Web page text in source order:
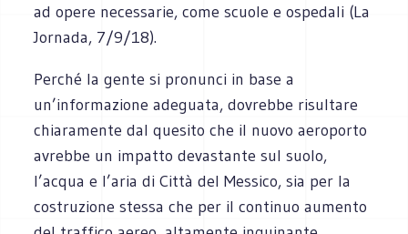
ad opere necessarie, come scuole e ospedali (La
Jornada, 7/9/18).
Perché la gente si pronunci in base a
un’informazione adeguata, dovrebbe risultare
chiaramente dal quesito che il nuovo aeroporto
avrebbe un impatto devastante sul suolo,
l’acqua e l’aria di Città del Messico, sia per la
costruzione stessa che per il continuo aumento